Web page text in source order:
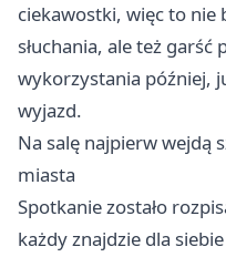
ciekawostki, więc to nie
słuchania, ale też garść
wykorzystania później,
wyjazd.
Na salę najpierw wejdą
miasta
Spotkanie zostało
każdy znajdzie dla